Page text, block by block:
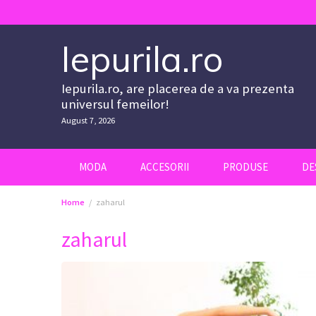
to
Iepurila.ro
Iepurila.ro, are placerea de a va prezenta
universul femeilor!
August 7, 2026
MODA ACCESORII PRODUSE
Home zaharul
zaharul